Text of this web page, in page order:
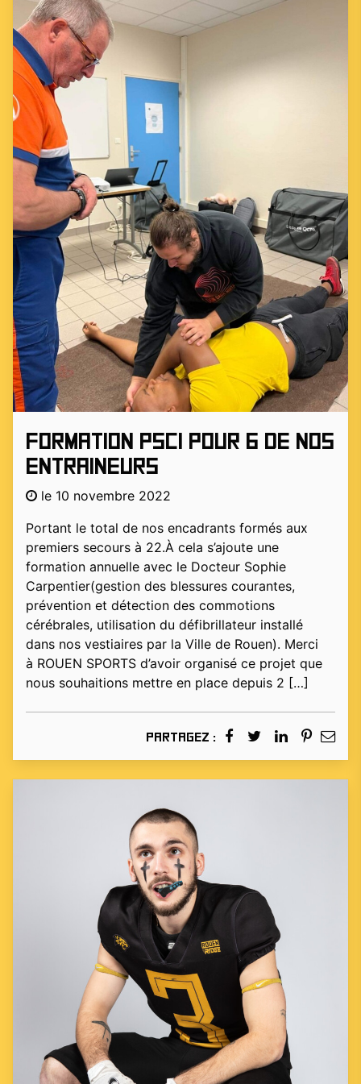
Formation PSC1 pour 6 de nos
entraineurs
le 10 novembre 2022
Portant le total de nos encadrants formés aux
premiers secours à 22.À cela s’ajoute une
formation annuelle avec le Docteur Sophie
Carpentier(gestion des blessures courantes,
prévention et détection des commotions
cérébrales, utilisation du défibrillateur installé
dans nos vestiaires par la Ville de Rouen). Merci
à ROUEN SPORTS d’avoir organisé ce projet que
nous souhaitions mettre en place depuis 2 […]
Partagez :